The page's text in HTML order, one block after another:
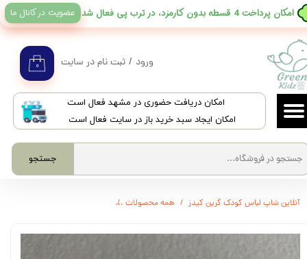
​امکان دریافت حضوری در مشهد فعال است
امکان ایجاد سبد خرید باز در سایت فعال است
جستجو
۰ ورود / ثبت نام در سایت
حساب کاربری من
تغییر گذر واژه
سفارشات
خروج از حساب کاربری
​امکان پرداخت 4 قسطه بدون کارمزد، در ترب پی فعال شد عضویت در کانال ما
آنلاین شاپ لباس کودک گرین کیدز همه محصولات